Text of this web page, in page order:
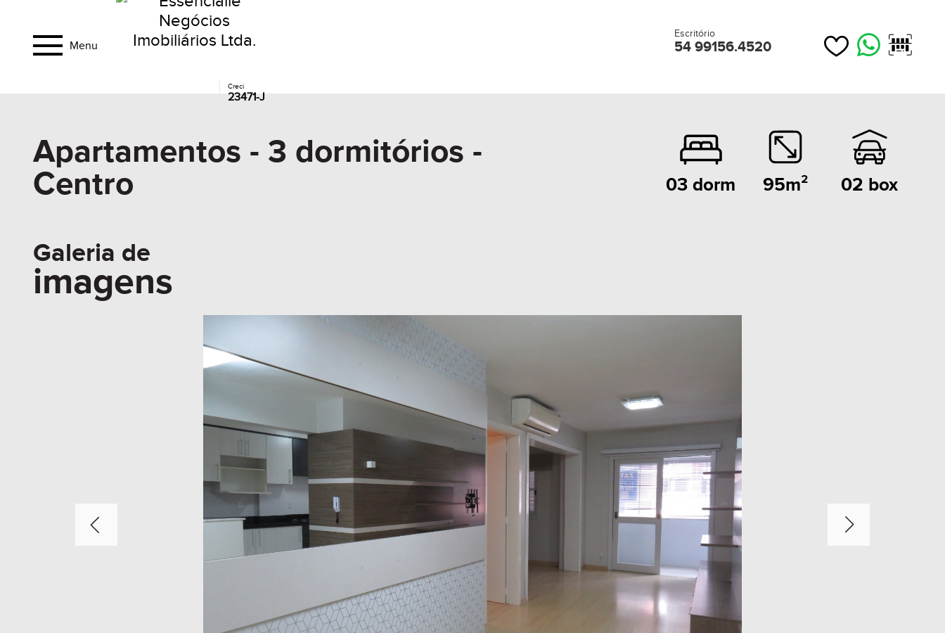
Menu
Creci
23471-J
Escritório
54 99156.4520
Apartamentos - 3 dormitórios -
Centro
03 dorm 95m² 02 box
Galeria de
imagens